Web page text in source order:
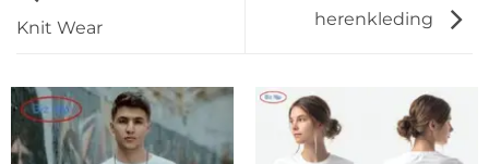
Knit Wear
herenkleding